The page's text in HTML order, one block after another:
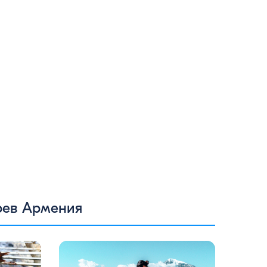
Армения
в
в свою
Армения — это страна, где каждый
найдет что-то для себя: древние храмы,